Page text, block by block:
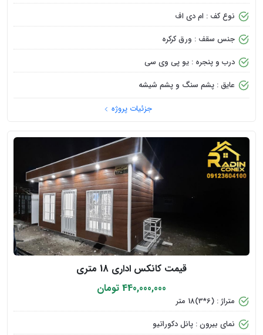
نوع کف : ام دی اف
جنس سقف : ورق کرکره
درب و پنجره : یو پی وی سی
عایق : پشم سنگ و پشم شیشه
جزئیات پروژه
قیمت کانکس اداری 18 متری
440,000,000 تومان
متراژ : (6*3)18 متر
نمای بیرون : پانل دکوراتیو